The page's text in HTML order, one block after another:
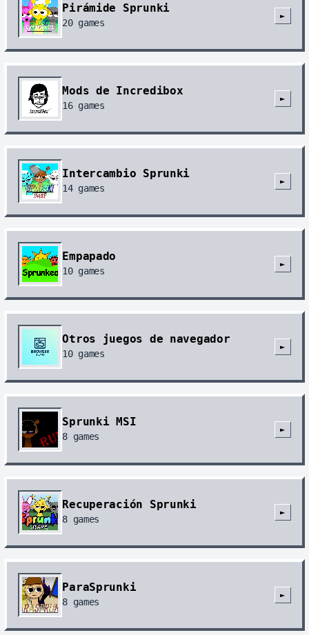
Pirámide Sprunki
20games
►
Mods de Incredibox
16games
►
Intercambio Sprunki
14games
►
Empapado
10games
►
Otros juegos de navegador
10games
►
Sprunki MSI
8 games
►
Recuperación Sprunki
8 games
►
ParaSprunki
8 games
►